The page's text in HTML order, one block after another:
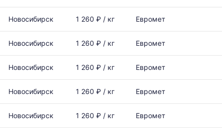
Новосибирск 1 260 ₽ / кг Евромет
Новосибирск 1 260 ₽ / кг Евромет
Новосибирск 1 260 ₽ / кг Евромет
Новосибирск 1 260 ₽ / кг Евромет
Новосибирск 1 260 ₽ / кг Евромет